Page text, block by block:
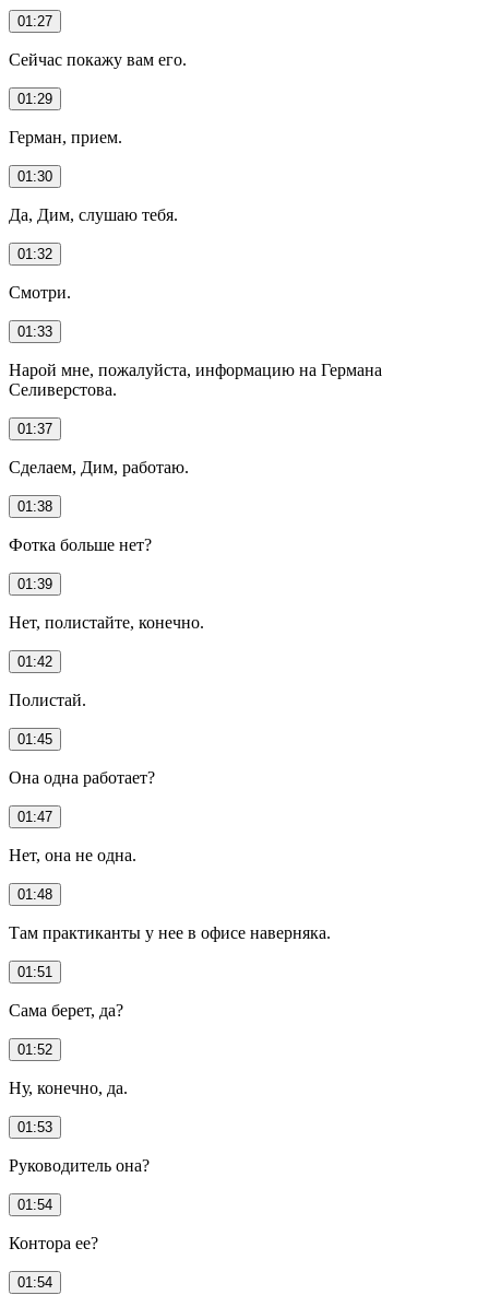
01:27
Сейчас покажу вам его.
01:29
Герман, прием.
01:30
Да, Дим, слушаю тебя.
01:32
Смотри.
01:33
Нарой мне, пожалуйста, информацию на Германа
Селиверстова.
01:37
Сделаем, Дим, работаю.
01:38
Фотка больше нет?
01:39
Нет, полистайте, конечно.
01:42
Полистай.
01:45
Она одна работает?
01:47
Нет, она не одна.
01:48
Там практиканты у нее в офисе наверняка.
01:51
Сама берет, да?
01:52
Ну, конечно, да.
01:53
Руководитель она?
01:54
Контора ее?
01:54